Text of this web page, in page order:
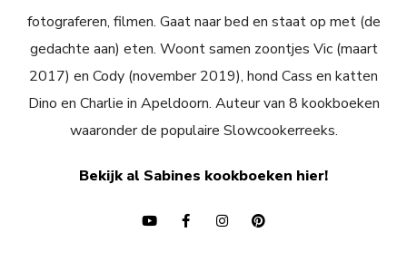
fotograferen, filmen. Gaat naar bed en staat op met (de
gedachte aan) eten. Woont samen zoontjes Vic (maart
2017) en Cody (november 2019), hond Cass en katten
Dino en Charlie in Apeldoorn. Auteur van 8 kookboeken
waaronder de populaire Slowcookerreeks.
Bekijk al Sabines kookboeken hier!